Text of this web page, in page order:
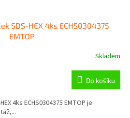
SDS-HEX 4ks ECHS0304375
EMTOP
Skladem
Do košíku
4ks ECHS0304375 EMTOP je